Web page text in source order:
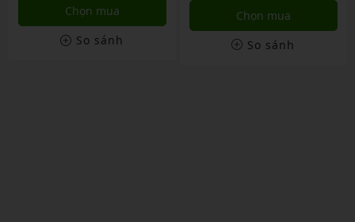
Chọn mua
So sánh
Chọn mua
So sánh